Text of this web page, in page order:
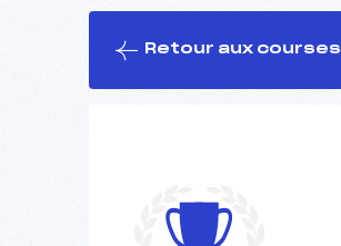
Retour aux courses